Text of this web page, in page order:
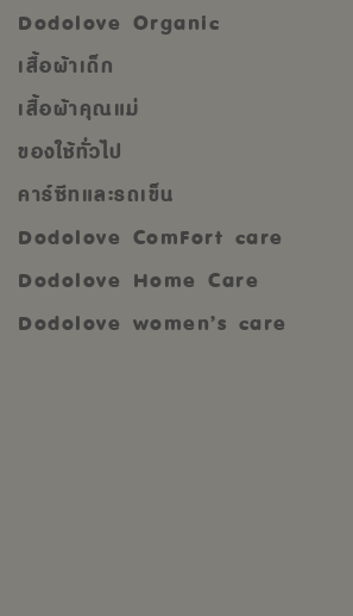
Dodolove Organic
เสื้อผ้าเด็ก
เสื้อผ้าคุณแม่
ของใช้ทั่วไป
คาร์ซีทและรถเข็น
Dodolove ComFort care
Dodolove Home Care
Dodolove women’s care